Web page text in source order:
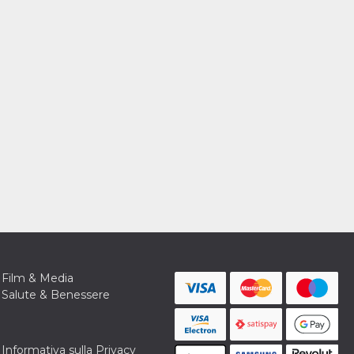
Film & Media
Salute & Benessere
Informativa sulla Privacy